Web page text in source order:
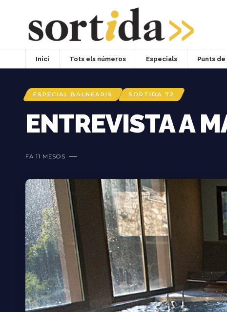
Inici Tots els números Especials Punts
ESPECIAL BALNEARIS SORTIDA 72
ENTREVISTA A
FA 11 MESOS